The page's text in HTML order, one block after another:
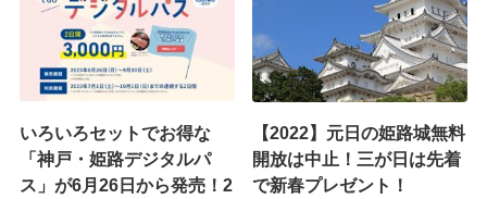
いろいろセットでお得な
「神戸・姫路デジタルパ
ス」が6月26日から発売！2
【2022】元日の姫路城無料
開放は中止！三が日は先着
で新春プレゼント！